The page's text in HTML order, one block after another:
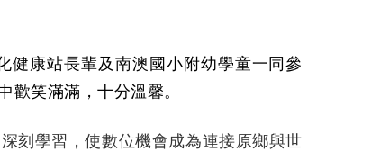
健康站長輩及南澳國小附幼學童一同參
歡笑滿滿，十分溫馨。
刻學習，使數位機會成為連接原鄉與世